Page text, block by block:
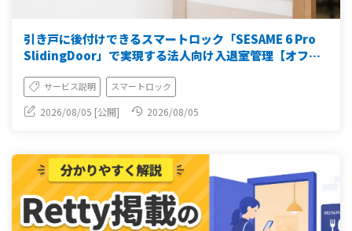
引き戸に後付けできるスマートロック「SESAME 6 Pro
SlidingDoor」で実現する法人向け入退室管理【オフィ
サービス説明 スマートロック
2026/08/05 [公開] 2026/08/05